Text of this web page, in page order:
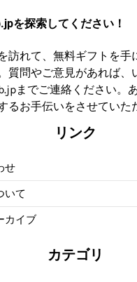
を探索してください！
訪れて、無料ギフトを手
質問やご意見があれば、
までご連絡ください。
るお手伝いをさせていた
リンク
せ
いて
カイブ
カテゴリ